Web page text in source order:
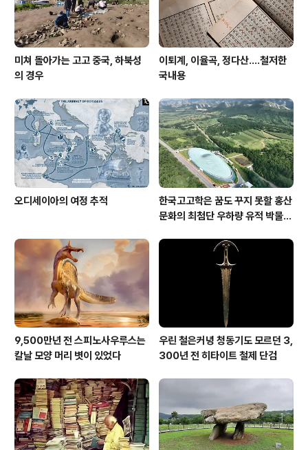
미쳐 돌아가는 고고 중국, 하북성
의 경우
이퇴계, 이율곡, 정다산....철저한
국내용
오디세이아의 여정 추적
한국고고학은 꿈도 꾸지 못할 홍산
문화의 최첨단 우하량 유적 박물관
9,500만년 전 스피노사우루스는
칼날 모양 머리 볏이 있었다
우린 철은커녕 청동기도 모르던 3,
300년 전 히타이트 철제 단검